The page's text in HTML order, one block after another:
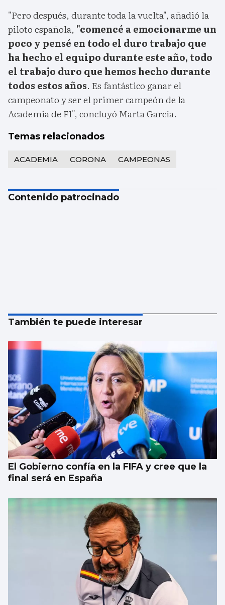
"Pero después, durante toda la vuelta", añadió la
piloto española, "comencé a emocionarme un
poco y pensé en todo el duro trabajo que
ha hecho el equipo durante este año, todo
el trabajo duro que hemos hecho durante
todos estos años. Es fantástico ganar el
campeonato y ser el primer campeón de la
Academia de F1", concluyó Marta García.
Temas relacionados
ACADEMIA CORONA CAMPEONAS
Contenido patrocinado
También te puede interesar
El Gobierno confía en la FIFA y cree que la
final será en España